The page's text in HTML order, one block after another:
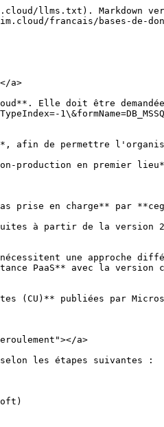
llms.txt). Markdown
francais/bases-de-
a>
Elle doit être
afin de permettre
production en premier
prise en charge** par
à partir de la version
une approche
PaaS** avec la version
(CU)** publiées par
a>
les étapes suivantes :